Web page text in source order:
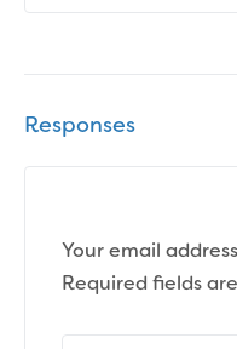
Responses
Your email
Required fields